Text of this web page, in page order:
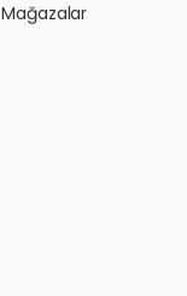
Mağazalar